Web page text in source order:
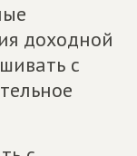
доходной
с